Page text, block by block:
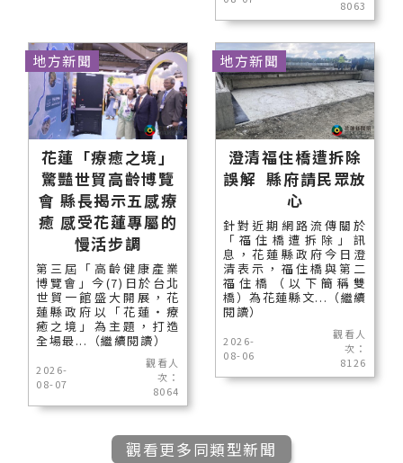
8063
花蓮「療癒之境」
驚豔世貿高齡博覽
會 縣長揭示五感療
癒 感受花蓮專屬的
慢活步調
第三屆「高齡健康產業
博覽會」今(7)日於台北
世貿一館盛大開展，花
蓮縣政府以「花蓮‧療
癒之境」為主題，打造
全場最...（繼續閱讀）
2026-
08-07
觀看人
次：
8064
地方新聞
澄清福住橋遭拆除
誤解 縣府請民眾放
心
針對近期網路流傳關於
「福住橋遭拆除」訊
息，花蓮縣政府今日澄
清表示，福住橋與第二
福住橋（以下簡稱雙
橋）為花蓮縣文...（繼續
閱讀）
2026-
08-06
觀看人
次：
8126
地方新聞
觀看更多同類型新聞